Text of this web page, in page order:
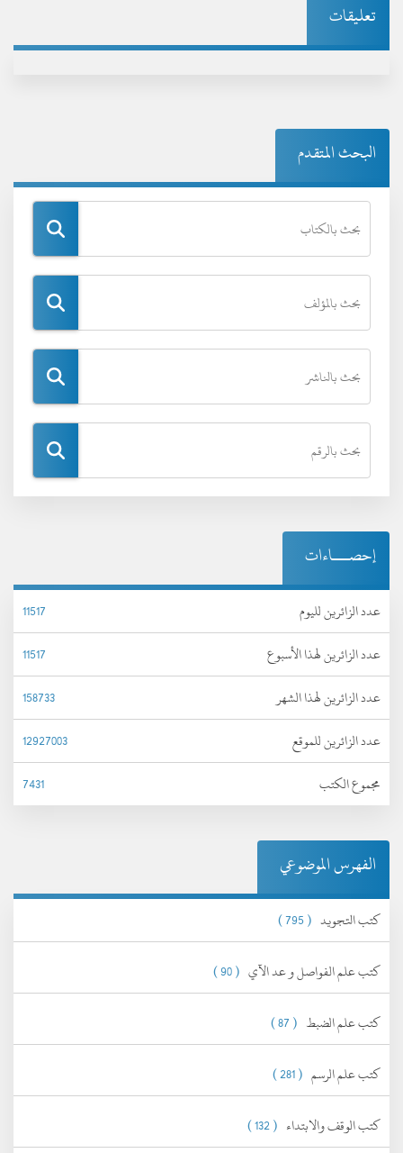
تعليقات
البحث المتقدم
إحصـــاءات
عدد الزائرين لليوم
11517
عدد الزائرين لهذا الأسبوع
11517
عدد الزائرين لهذا الشهر
158733
عدد الزائرين للموقع
12927003
مجموع الكتب
7431
الفهرس الموضوعي
كتب التجويد ( 795 )
كتب علم الفواصل و عد الآي ( 90 )
كتب علم الضبط ( 87 )
كتب علم الرسم ( 281 )
كتب الوقف والابتداء ( 132 )